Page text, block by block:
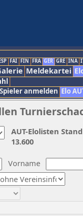
FAI FIN FRA GER GRE INA
Meldekartei
Spieler anmelden Elo
Vorname
AUT-Elolisten
13.600